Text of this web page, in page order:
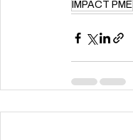
IMPACT PME